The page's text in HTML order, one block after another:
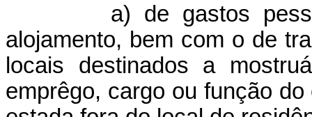
a) de gastos pessoais
alojamento, bem com o de
locais destinados a
emprêgo, cargo ou função